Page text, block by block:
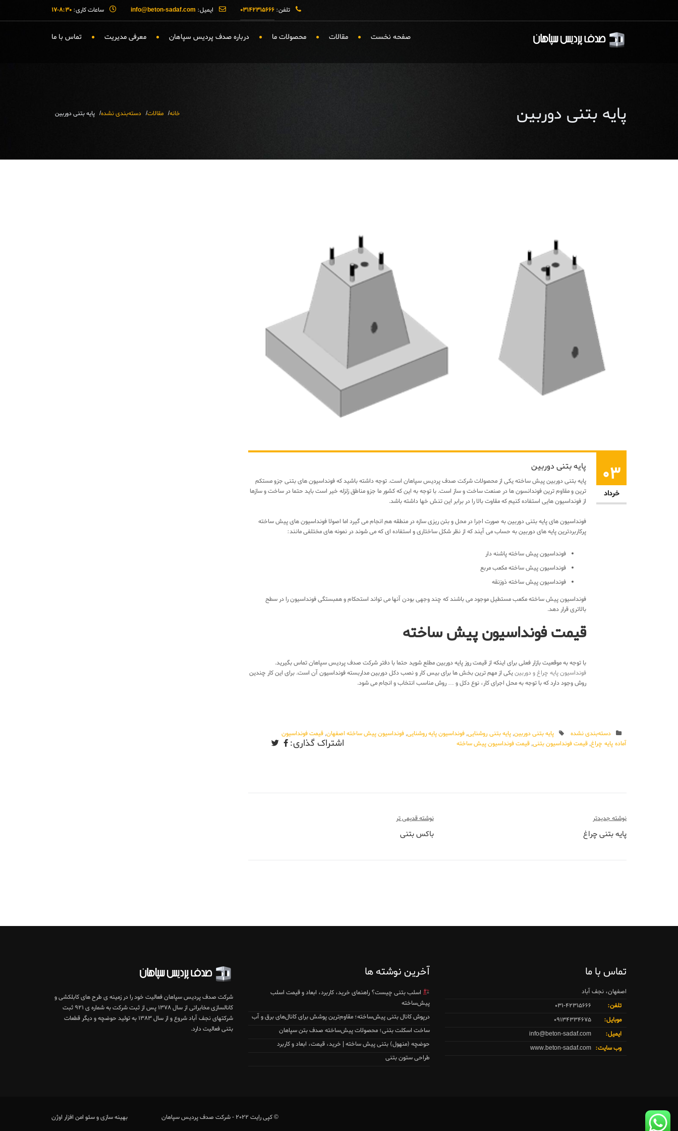
تلفن: ۰۳۱۴۲۳۱۵۶۶۶ ایمیل: info@beton-sadaf.com ساعات کاری: ۸:۳۰-۱۷
صفحه نخست مقالات محصولات ما درباره صدف پردیس سپاهان معرفی مدیریت تماس با ما
پایه بتنی دوربین خانه مقالات دسته‌بندی نشده پایه بتنی دوربین
۰۳
خرداد
پایه بتنی دوربین
پایه بتنی دوربین پیش ساخته یکی از محصولات شرکت صدف پردیس سپاهان است. توجه داشته باشید که فونداسیون های بتنی جزو مستکم
ترین و مقاوم ترین فوندانسون ها در صنعت ساخت و ساز است. با توجه به این که کشور ما جزو مناطق زلزله خیر است باید حتما در ساخت و سازها
از فونداسیون هایی استفاده کنیم که مقاوت بالا را در برابر این تنش خها داشته باشد.
فونداسیون های پایه بتنی دوربین به صورت اجرا در محل و بتن ریزی سازه در منطقه هم انجام می گیرد اما اصولا فونداسیون های پیش ساخته
پرکاربردترین پایه های دوربین به حساب می آیند که از نظر شکل ساختاری و استفاده ای که می شوند در نمونه های مختلفی مانند:
فونداسیون پیش ساخته پاشنه دار
فونداسیون پیش ساخته مکعب مربع
فونداسیون پیش ساخته ذوزنقه
فونداسیون پیش ساخته مکعب مستطیل موجود می باشند که چند وجهی بودن آنها می تواند استحکام و همبستگی فونداسیون را در سطح
بالاتری قرار دهد.
قیمت فونداسیون پیش ساخته
با توجه به موقعیت بازار فعلی برای اینکه از قیمت روز پایه دوربین مطلع شوید حتما با دفتر شرکت صدف پردیس سپاهان تماس بگیرید.
فونداسیون پایه چراغ و دوربینیکی از مهم ترین بخش ها برای بیس کار و نصب دکل دوربین مداربسته فونداسیون آن است. برای این کار چندین
روش وجود دارد که با توجه به محل اجرای کار، نوع دکل و … روش مناسب انتخاب و انجام می شود.
دسته‌بندی نشده پایه بتنی دوربین, پایه بتنی روشنایی, فونداسیون پایه روشنایی, فونداسیون پیش ساخته اصفهان, قیمت فونداسیون
آماده پایه چراغ, قیمت فونداسیون بتنی, قیمت فونداسیون پیش ساخته اشتراک گذاری:
راهبری
نوشته
نوشته قدیمی تر
باکس بتنی
نوشته جدیدتر
پایه بتنی چراغ
شرکت صدف پردیس سپاهان فعالیت خود را در زمینه ی طرح های کابلکشی و
کانالسازی مخابراتی از سال ۱۳۷۸ پس از ثبت شرکت به شماره ی ۹۲۱ ثبت
شرکتهای نجف آباد شروع و از سال ۱۳۸۳ به تولید حوضچه و دیگر قطعات
بتنی فعالیت دارد.
آخرین نوشته ها
اسلب بتنی چیست؟ راهنمای خرید، کاربرد، ابعاد و قیمت اسلب
پیش‌ساخته
درپوش کانال بتنی پیش‌ساخته؛ مقاوم‌ترین پوشش برای کانال‌های برق و آب
ساخت اسکلت بتنی؛ محصولات پیش‌ساخته صدف بتن سپاهان
حوضچه (منهول) بتنی پیش ساخته | خرید، قیمت، ابعاد و کاربرد
طراحی ستون بتنی
تماس با ما
اصفهان، نجف آباد
تلفن:
۰۳۱-۴۲۳۱۵۶۶۶
موبایل:
۰۹۱۳۴۳۳۴۶۷۵
ایمیل:
info@beton-sadaf.com
وب سایت: www.beton-sadaf.com
© کپی رایت ۲۰۲۲ - شرکت صدف پردیس سپاهان بهینه سازی و سئو امن افزار اوژن